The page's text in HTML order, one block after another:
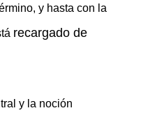
y hasta con la
recargado de
y la noción